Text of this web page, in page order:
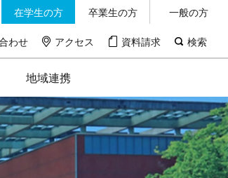
在学生の方 卒業生の方 一般の方
わせ アクセス 資料請求 検索
地域連携